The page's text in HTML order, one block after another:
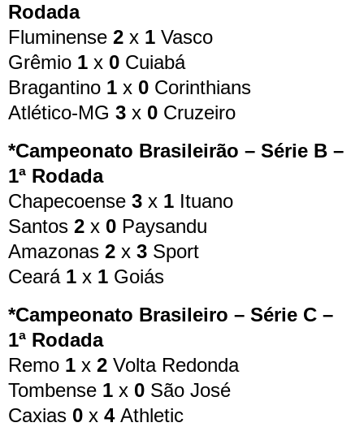
Rodada
Fluminense 2 x 1 Vasco
Grêmio 1 x 0 Cuiabá
Bragantino 1 x 0 Corinthians
Atlético-MG 3 x 0 Cruzeiro
*Campeonato Brasileirão – Série B –
1ª Rodada
Chapecoense 3 x 1 Ituano
Santos 2 x 0 Paysandu
Amazonas 2 x 3 Sport
Ceará 1 x 1 Goiás
*Campeonato Brasileiro – Série C –
1ª Rodada
Remo 1 x 2 Volta Redonda
Tombense 1 x 0 São José
Caxias 0 x 4Athletic